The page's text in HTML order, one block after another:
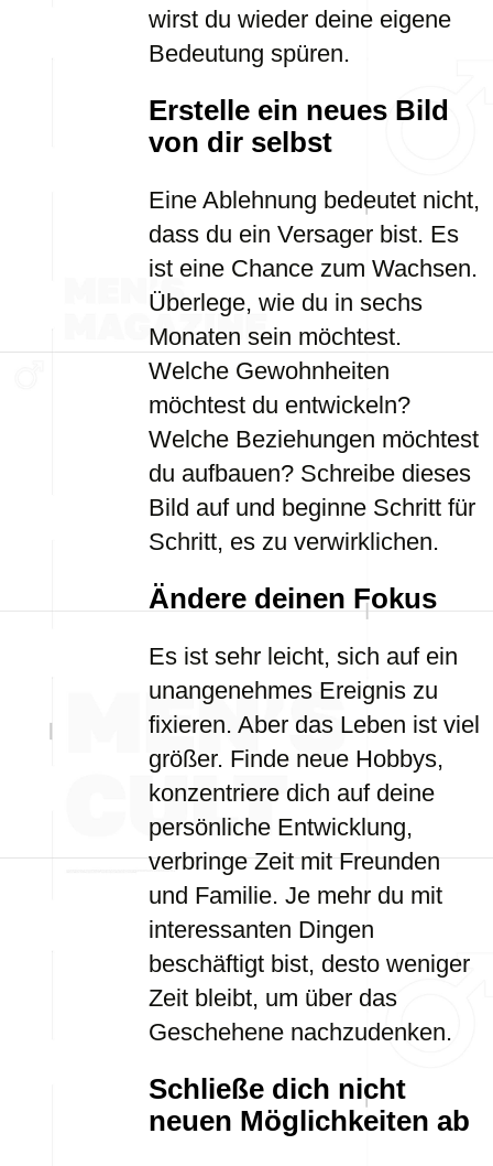
wirst du wieder deine eigene
Bedeutung spüren.
Erstelle ein neues Bild
von dir selbst
Eine Ablehnung bedeutet nicht,
dass du ein Versager bist. Es
ist eine Chance zum Wachsen.
Überlege, wie du in sechs
Monaten sein möchtest.
Welche Gewohnheiten
möchtest du entwickeln?
Welche Beziehungen möchtest
du aufbauen? Schreibe dieses
Bild auf und beginne Schritt für
Schritt, es zu verwirklichen.
Ändere deinen Fokus
Es ist sehr leicht, sich auf ein
unangenehmes Ereignis zu
fixieren. Aber das Leben ist viel
größer. Finde neue Hobbys,
konzentriere dich auf deine
persönliche Entwicklung,
verbringe Zeit mit Freunden
und Familie. Je mehr du mit
interessanten Dingen
beschäftigt bist, desto weniger
Zeit bleibt, um über das
Geschehene nachzudenken.
Schließe dich nicht
neuen Möglichkeiten ab